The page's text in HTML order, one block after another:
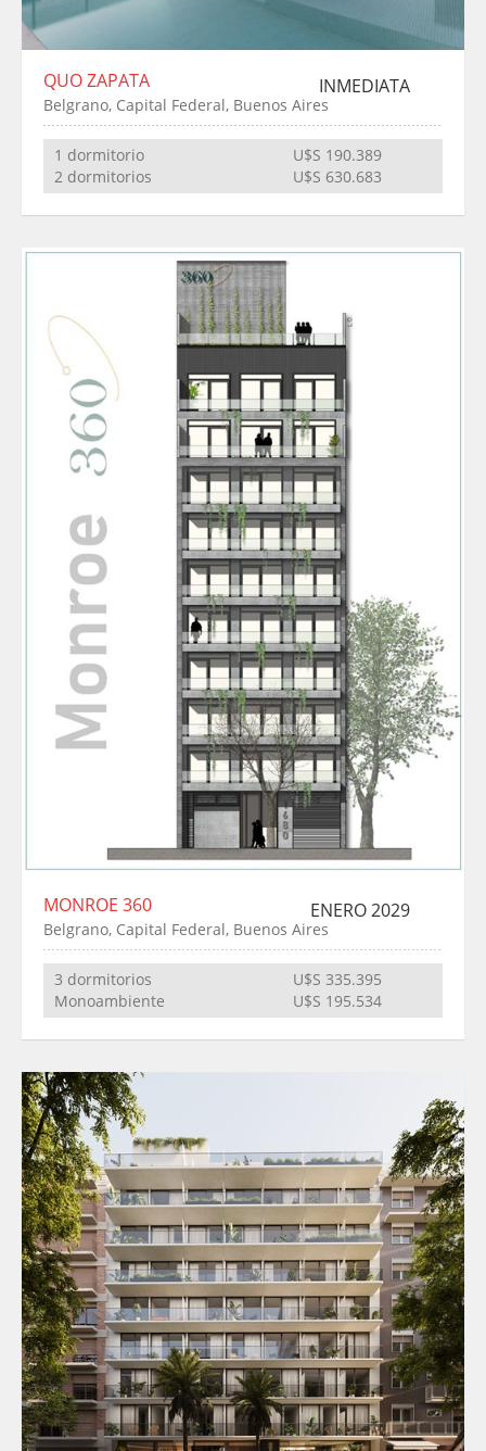
QUO ZAPATA INMEDIATA
Belgrano, Capital Federal, Buenos Aires
1 dormitorio
U$S 190.389
2 dormitorios
U$S 630.683
MONROE 360 ENERO 2029
Belgrano, Capital Federal, Buenos Aires
3 dormitorios
U$S 335.395
Monoambiente
U$S 195.534